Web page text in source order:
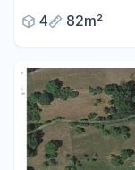
4
82m²